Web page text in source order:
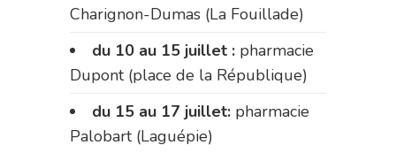
Charignon-Dumas (La Fouillade)
du 10 au 15 juillet : pharmacie
Dupont (place de la République)
du 15 au 17 juillet: pharmacie
Palobart (Laguépie)